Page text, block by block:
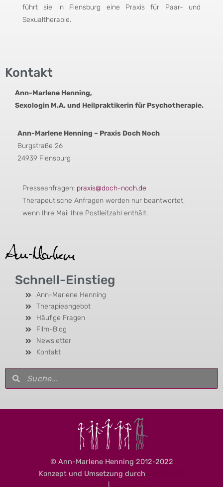
führt sie in Flensburg eine Praxis für Paar- und
Sexualtherapie.
Kontakt
Ann-Marlene Henning,
Sexologin M.A. und Heilpraktikerin für Psychotherapie.
Ann-Marlene Henning – Praxis Doch Noch
Burgstraße 26
24939 Flensburg
Presseanfragen: praxis@doch-noch.de
Therapeutische Anfragen werden nur beantwortet,
wenn Ihre Mail Ihre Postleitzahl enthält.
Schnell-Einstieg
Ann-Marlene Henning
Therapieangebot
Häufige Fragen
Film-Blog
Newsletter
Kontakt
SucheSuche
© Ann-Marlene Henning 2012-2022
Konzept und Umsetzung durch